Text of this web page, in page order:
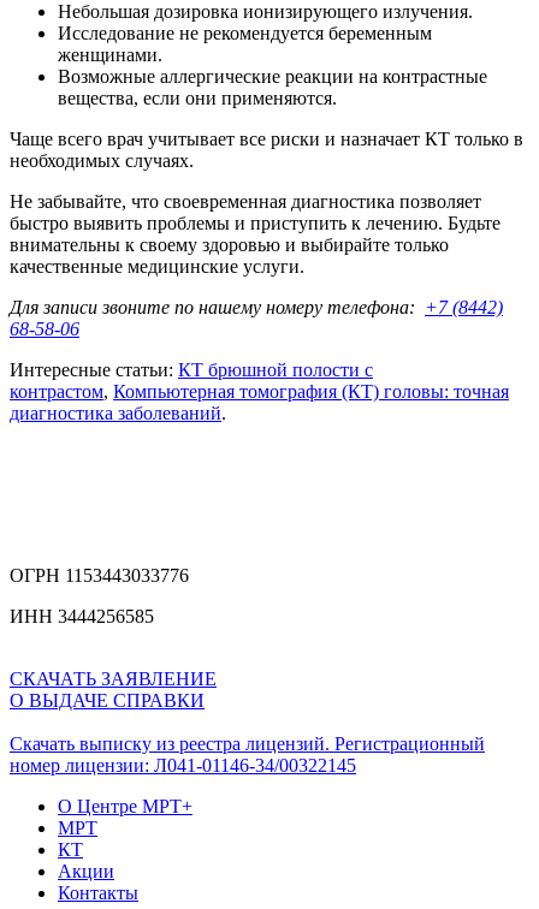
Небольшая дозировка ионизирующего излучения.
Исследование не рекомендуется беременным
женщинами.
Возможные аллергические реакции на контрастные
вещества, если они применяются.
Чаще всего врач учитывает все риски и назначает КТ только в
необходимых случаях.
Не забывайте, что своевременная диагностика позволяет
быстро выявить проблемы и приступить к лечению. Будьте
внимательны к своему здоровью и выбирайте только
качественные медицинские услуги.
Для записи звоните по нашему номеру телефона: +7 (8442)
68-58-06
Интересные статьи: КТ брюшной полости с
контрастом, Компьютерная томография (КТ) головы: точная
диагностика заболеваний.
ОГРН 1153443033776
ИНН 3444256585
СКАЧАТЬ ЗАЯВЛЕНИЕ
О ВЫДАЧЕ СПРАВКИ
Скачать выписку из реестра лицензий. Регистрационный
номер лицензии: Л041-01146-34/00322145
О Центре МРТ+
МРТ
КТ
Акции
Контакты